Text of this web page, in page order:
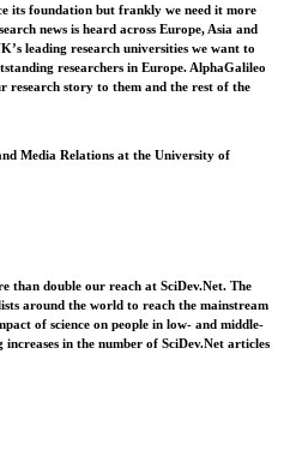
its foundation but frankly we need it more
news is heard across Europe, Asia and
leading research universities we want to
researchers in Europe. AlphaGalileo
research story to them and the rest of the
Media Relations at the University of
than double our reach at SciDev.Net. The
around the world to reach the mainstream
of science on people in low- and middle-
in the number of SciDev.Net articles